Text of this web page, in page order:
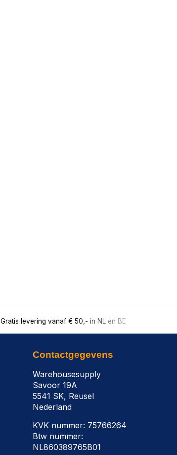
Gratis levering vanaf € 50,- in NL en BE
Contactgegevens
Warehousesupply
Savoor 19A
5541 SK, Reusel
Nederland
KVK nummer: 75766264
Btw nummer:
NL860389765B01